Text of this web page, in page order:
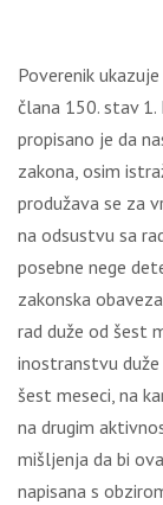
Poverenik
člana 150. stav 1.
propisano je da
zakona, osim
produžava se za
na odsustvu sa
posebne nege
zakonska
rad duže od šest
inostranstvu
šest meseci, na
na drugim
mišljenja da bi
napisana s